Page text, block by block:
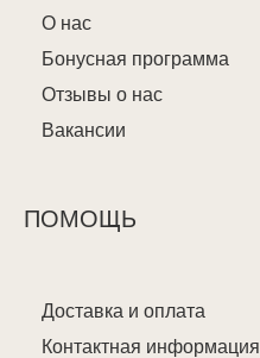
О нас
Бонусная программа
Отзывы о нас
Вакансии
ПОМОЩЬ
Доставка и оплата
Контактная информация